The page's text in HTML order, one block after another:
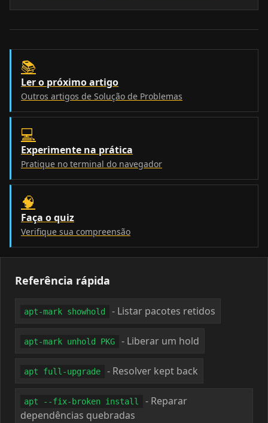
📚
Ler o próximo artigo
Outros artigos de Solução de Problemas
💻
Experimente na prática
Pratique no terminal do navegador
🧠
Faça o quiz
Verifique sua compreensão
Referência rápida
apt-mark showhold - Listar pacotes retidos
apt-mark unhold PKG - Liberar um hold
apt full-upgrade - Resolver kept back
apt --fix-broken install
- Reparar
dependências quebradas